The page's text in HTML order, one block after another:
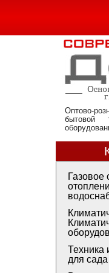
Оптово-
бытовой
Газовое
Техника
для